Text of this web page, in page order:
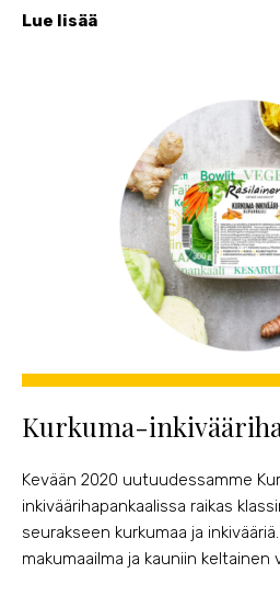
Lue lisää
Kurkuma-
Kevään 2020 uutuudessamme
inkiväärihapankaalissa raikas
seurakseen kurkumaa ja
makumaailma ja kauniin keltainen